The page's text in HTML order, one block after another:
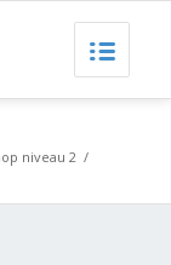
niveau 2 /